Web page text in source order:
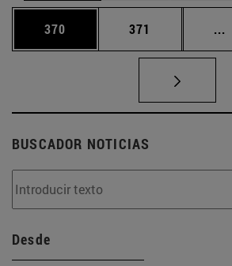
Página
370 Página
371 ...
BUSCADOR NOTICIAS
Desde